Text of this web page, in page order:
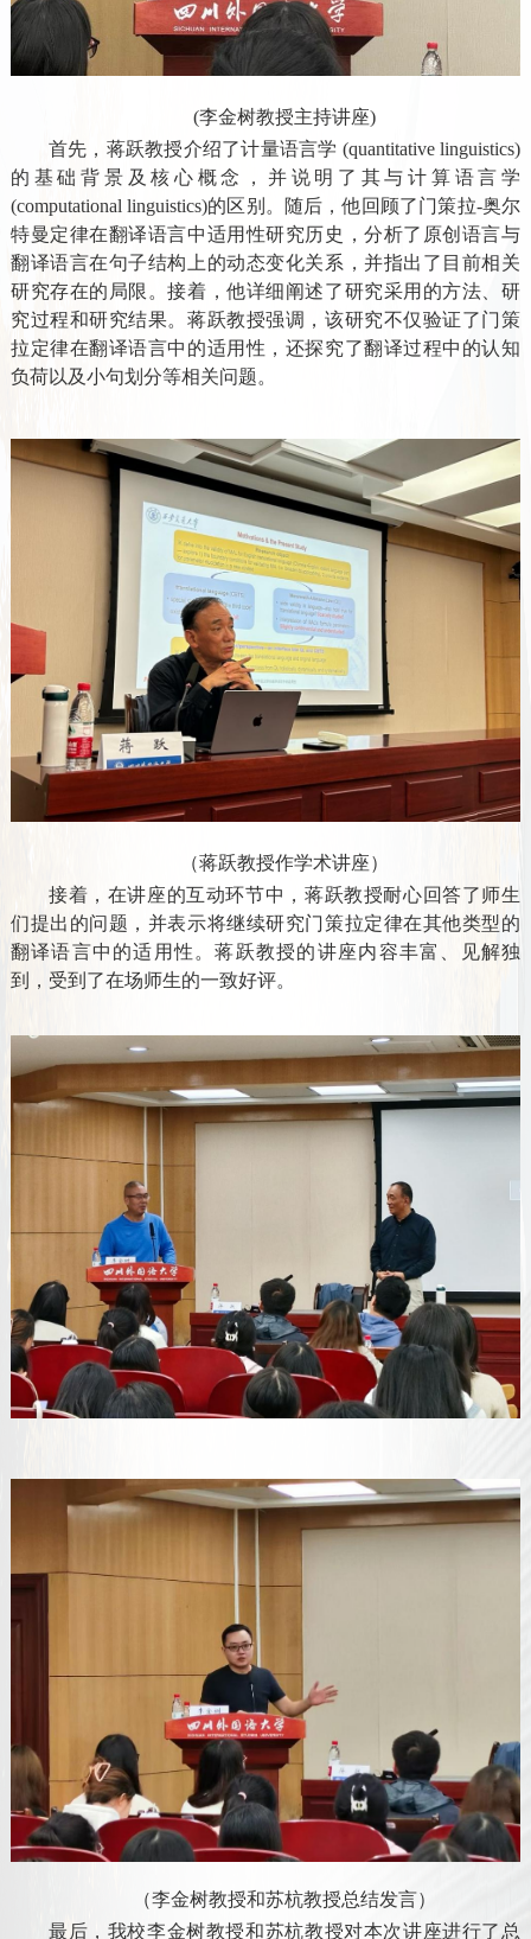
(李金树教授主持讲座)
首先，蒋跃教授介绍了计量语言学 (quantitative linguistics)
的基础背景及核心概念，并说明了其与计算语言学
(computational linguistics)的区别。随后，他回顾了门策拉-奥尔
特曼定律在翻译语言中适用性研究历史，分析了原创语言与
翻译语言在句子结构上的动态变化关系，并指出了目前相关
研究存在的局限。接着，他详细阐述了研究采用的方法、研
究过程和研究结果。蒋跃教授强调，该研究不仅验证了门策
拉定律在翻译语言中的适用性，还探究了翻译过程中的认知
负荷以及小句划分等相关问题。
（蒋跃教授作学术讲座）
接着，在讲座的互动环节中，蒋跃教授耐心回答了师生
们提出的问题，并表示将继续研究门策拉定律在其他类型的
翻译语言中的适用性。蒋跃教授的讲座内容丰富、见解独
到，受到了在场师生的一致好评。
（李金树教授和苏杭教授总结发言）
最后，我校李金树教授和苏杭教授对本次讲座进行了总